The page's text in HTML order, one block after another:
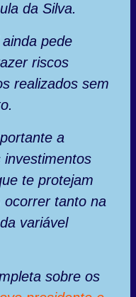
da Silva.
pede
riscos
realizados sem
a
investimentos
te protejam
ocorrer tanto na
variável
sobre os